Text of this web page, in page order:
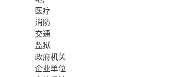
医疗
消防
交通
监狱
政府机关
企业单位